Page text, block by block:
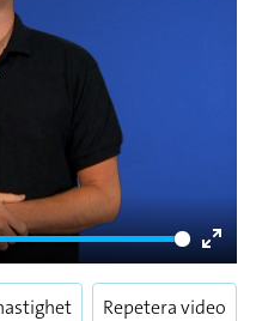
Enter
Repetera video